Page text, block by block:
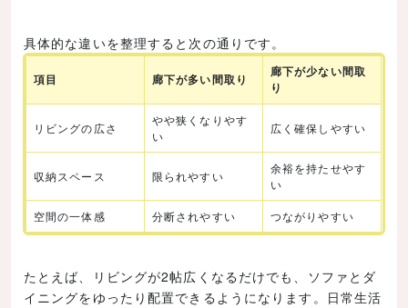
具体的な違いを整理すると次の通りです。
項目 廊下が多い間取り
廊下が少ない間取
り
リビングの広さ
やや狭くなりやす
い
広く確保しやすい
収納スペース 限られやすい
余裕を持たせやす
い
空間の一体感 分断されやすい つながりやすい
たとえば、リビングが2帖広くなるだけでも、ソファとダ
イニングをゆったり配置できるようになります。日常生活